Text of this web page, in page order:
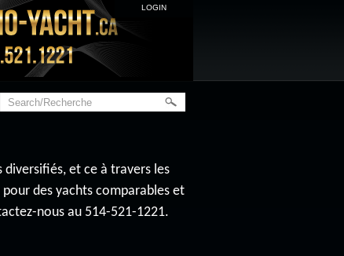
LOGIN
et ce à travers les
des yachts comparables et
nous au 514-521-1221.